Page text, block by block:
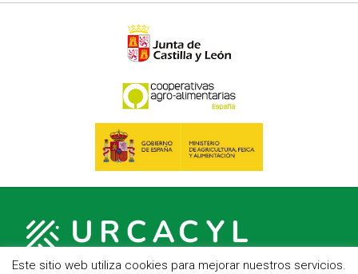
Este sitio web utiliza cookies para mejorar nuestros servicios.